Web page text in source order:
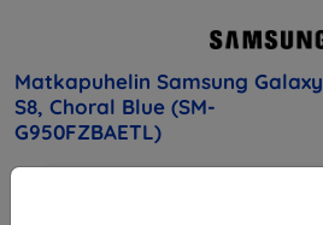
Matkapuhelin Samsung Galaxy
S8, Choral Blue (SM-
G950FZBAETL)